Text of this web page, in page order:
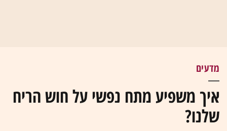
מדעים
איך משפיע מתח נפשי על חוש הריח
שלנו?